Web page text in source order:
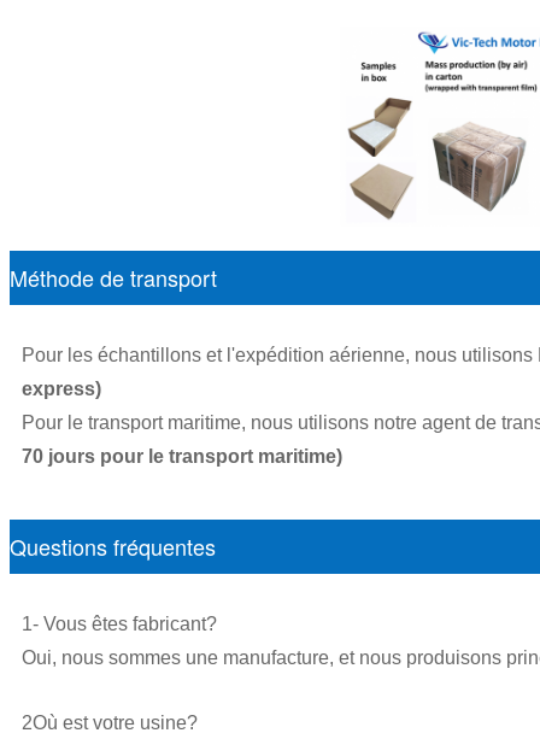
Méthode de transport
Pour les échantillons et l'expédition aérienne, nous
express)
Pour le transport maritime, nous utilisons notre agent de
70 jours pour le transport maritime)
Questions fréquentes
1- Vous êtes fabricant?
Oui, nous sommes une manufacture, et nous produisons
2Où est votre usine?